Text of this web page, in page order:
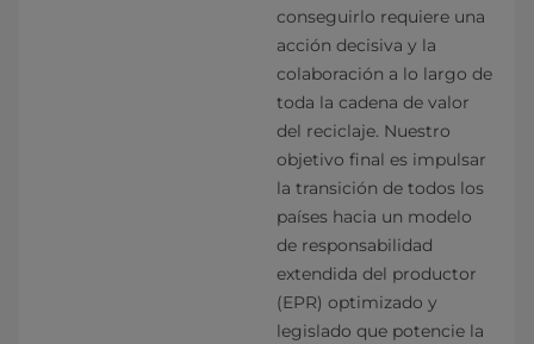
conseguirlo requiere una
acción decisiva y la
colaboración a lo largo de
toda la cadena de valor
del reciclaje. Nuestro
objetivo final es impulsar
la transición de todos los
países hacia un modelo
de responsabilidad
extendida del productor
(EPR) optimizado y
legislado que potencie la